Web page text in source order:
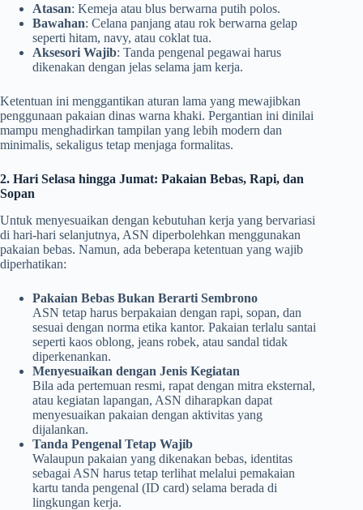
Atasan: Kemeja atau blus berwarna putih polos.
Bawahan: Celana panjang atau rok berwarna gelap
seperti hitam, navy, atau coklat tua.
Aksesori Wajib: Tanda pengenal pegawai harus
dikenakan dengan jelas selama jam kerja.
Ketentuan ini menggantikan aturan lama yang mewajibkan
penggunaan pakaian dinas warna khaki. Pergantian ini dinilai
mampu menghadirkan tampilan yang lebih modern dan
minimalis, sekaligus tetap menjaga formalitas.
2. Hari Selasa hingga Jumat: Pakaian Bebas, Rapi, dan
Sopan
Untuk menyesuaikan dengan kebutuhan kerja yang bervariasi
di hari-hari selanjutnya, ASN diperbolehkan menggunakan
pakaian bebas. Namun, ada beberapa ketentuan yang wajib
diperhatikan:
Pakaian Bebas Bukan Berarti Sembrono
ASN tetap harus berpakaian dengan rapi, sopan, dan
sesuai dengan norma etika kantor. Pakaian terlalu santai
seperti kaos oblong, jeans robek, atau sandal tidak
diperkenankan.
Menyesuaikan dengan Jenis Kegiatan
Bila ada pertemuan resmi, rapat dengan mitra eksternal,
atau kegiatan lapangan, ASN diharapkan dapat
menyesuaikan pakaian dengan aktivitas yang
dijalankan.
Tanda Pengenal Tetap Wajib
Walaupun pakaian yang dikenakan bebas, identitas
sebagai ASN harus tetap terlihat melalui pemakaian
kartu tanda pengenal (ID card) selama berada di
lingkungan kerja.